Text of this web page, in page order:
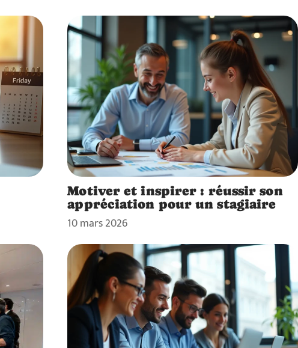
Motiver et inspirer : réussir son
appréciation pour un stagiaire
10 mars 2026